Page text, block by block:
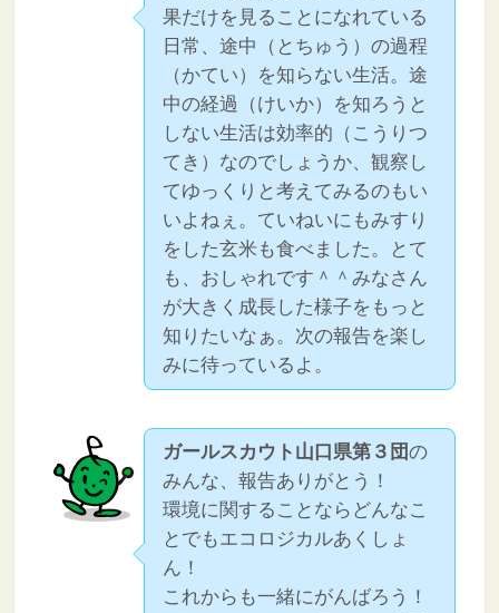
果だけを見ることになれている
日常、途中（とちゅう）の過程
（かてい）を知らない生活。途
中の経過（けいか）を知ろうと
しない生活は効率的（こうりつ
てき）なのでしょうか、観察し
てゆっくりと考えてみるのもい
いよねぇ。ていねいにもみすり
をした玄米も食べました。とて
も、おしゃれです＾＾みなさん
が大きく成長した様子をもっと
知りたいなぁ。次の報告を楽し
みに待っているよ。
ガールスカウト山口県第３団の
みんな、報告ありがとう！
環境に関することならどんなこ
とでもエコロジカルあくしょ
ん！
これからも一緒にがんばろう！